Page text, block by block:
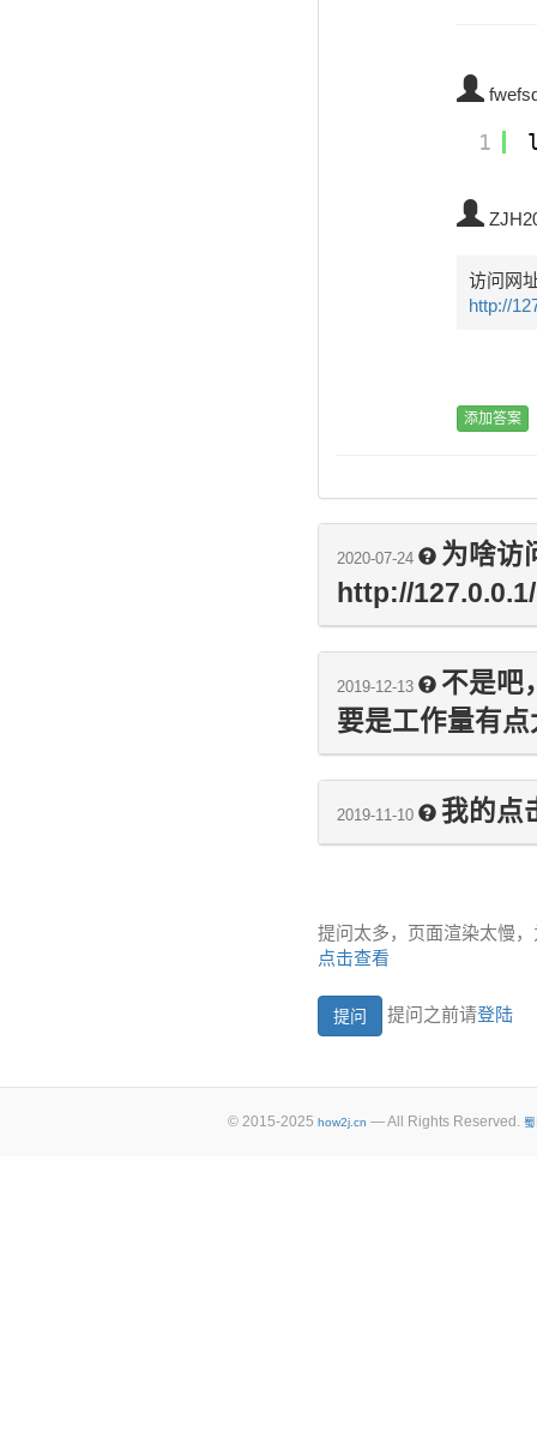
1
访问网
http://
2020-07-24
为啥访
http://
2019-12-13
不是吧
要是工作量有
2019-11-10 我的点
提问太多，页面渲染太慢
点击查看
提问之前请登陆
© 2015-2025 how2j.cn — All Rights Reserved.